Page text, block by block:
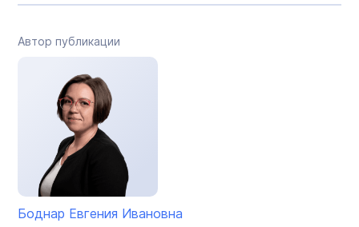
Автор публикации
Боднар Евгения Ивановна